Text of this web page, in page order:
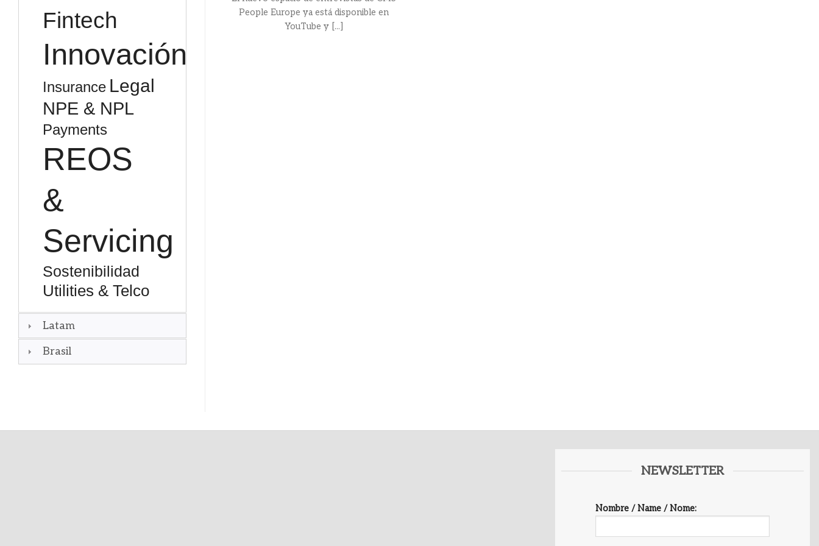
Fintech
Innovación
Insurance Legal
NPE & NPL
Payments
REOS
&
Servicing
Sostenibilidad
Utilities & Telco
Latam
Brasil
People Europe ya está disponible en
YouTube y [...]
NEWSLETTER
Nombre / Name / Nome: